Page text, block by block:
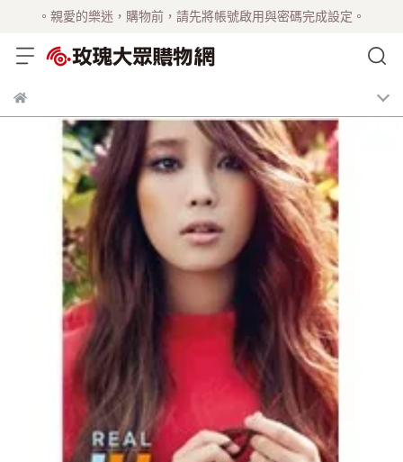
。親愛的樂迷，購物前，請先將帳號啟用與密碼完成設定。